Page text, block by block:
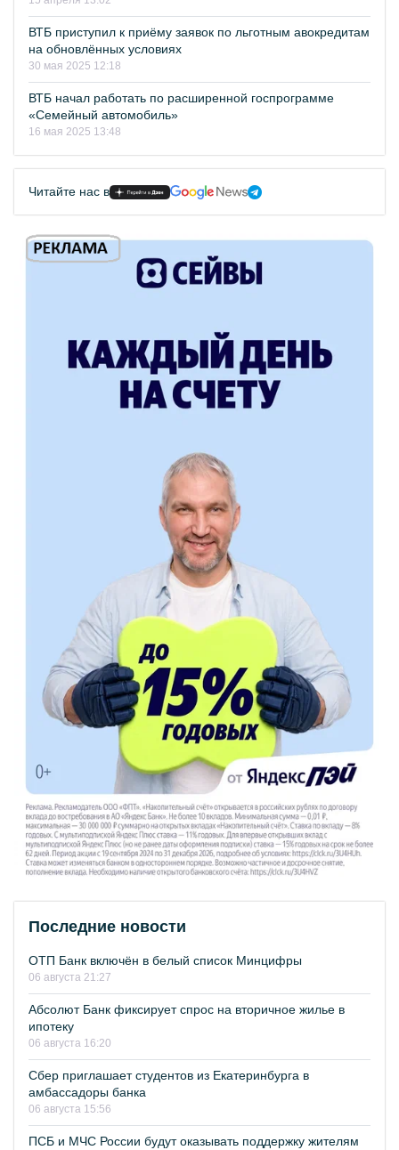
ВТБ приступил к приёму заявок по льготным авокредитам
на обновлённых условиях
30 мая 2025 12:18
ВТБ начал работать по расширенной госпрограмме
«Семейный автомобиль»
16 мая 2025 13:48
Читайте нас в
Последние новости
ОТП Банк включён в белый список Минцифры
06 августа 21:27
Абсолют Банк фиксирует спрос на вторичное жилье в
ипотеку
06 августа 16:20
Сбер приглашает студентов из Екатеринбурга в
амбассадоры банка
06 августа 15:56
ПСБ и МЧС России будут оказывать поддержку жителям